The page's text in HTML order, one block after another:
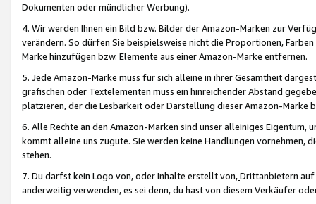
Dokumenten oder mündlicher Werbung).
4. Wir werden Ihnen ein Bild bzw. Bilder der Amazon-Marken zur
verändern. So dürfen Sie beispielsweise nicht die Proportionen,
Marke hinzufügen bzw. Elemente aus einer Amazon-Marke entfernen.
5. Jede Amazon-Marke muss für sich alleine in ihrer Gesamtheit
grafischen oder Textelementen muss ein hinreichender Abstand
platzieren, der die Lesbarkeit oder Darstellung dieser Amazon-Marke
6. Alle Rechte an den Amazon-Marken sind unser alleiniges
kommt alleine uns zugute. Sie werden keine Handlungen vornehmen,
stehen.
7. Du darfst kein Logo von, oder Inhalte erstellt von,Drittanbietern auf
anderweitig verwenden, es sei denn, du hast von diesem Verkäufer